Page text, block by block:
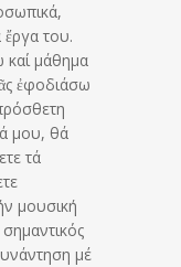
του.
μάθημα
ἐφοδιάσω
μου, θά
τά
μουσική
μέ